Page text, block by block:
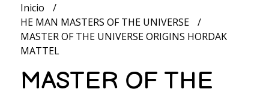
Inicio
HE MAN MASTERS OF THE UNIVERSE
MASTER OF THE UNIVERSE ORIGINS HORDAK
MATTEL
MASTER OF THE